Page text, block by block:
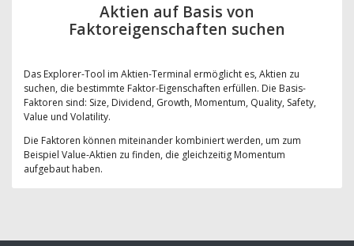
Aktien auf Basis von
Faktoreigenschaften suchen
Das Explorer-Tool im Aktien-Terminal ermöglicht es, Aktien zu
suchen, die bestimmte Faktor-Eigenschaften erfüllen. Die Basis-
Faktoren sind: Size, Dividend, Growth, Momentum, Quality, Safety,
Value und Volatility.
Die Faktoren können miteinander kombiniert werden, um zum
Beispiel Value-Aktien zu finden, die gleichzeitig Momentum
aufgebaut haben.